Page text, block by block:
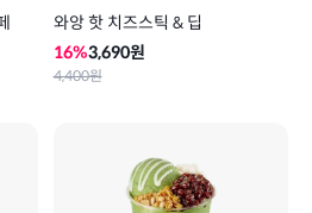
와앙 핫 치즈스틱 & 딥
16%3,690원
4,400원